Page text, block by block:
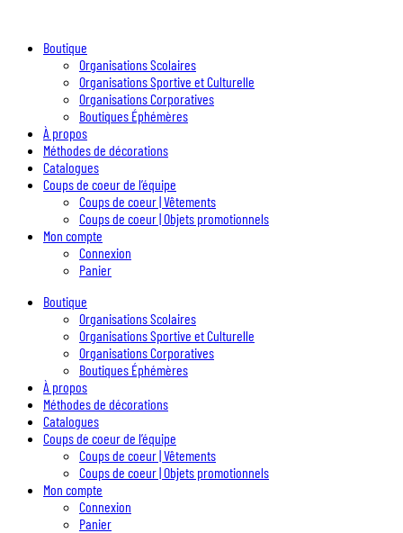
Boutique
Organisations Scolaires
Organisations Sportive et Culturelle
Organisations Corporatives
Boutiques Éphémères
À propos
Méthodes de décorations
Catalogues
Coups de coeur de l’équipe
Coups de coeur | Vêtements
Coups de coeur | Objets promotionnels
Mon compte
Connexion
Panier
Boutique
Organisations Scolaires
Organisations Sportive et Culturelle
Organisations Corporatives
Boutiques Éphémères
À propos
Méthodes de décorations
Catalogues
Coups de coeur de l’équipe
Coups de coeur | Vêtements
Coups de coeur | Objets promotionnels
Mon compte
Connexion
Panier